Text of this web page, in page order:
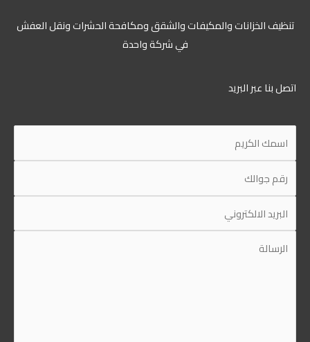
الخزانات والمكيفات والشقق ومكافحة الحشرات ونقل العفش
في شركة واحدة
بنا عبر البريد